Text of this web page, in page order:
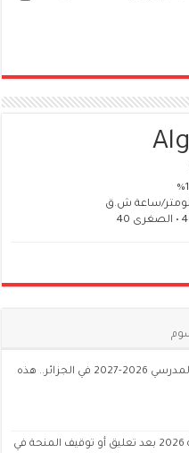
تعديل رزنامة الدخول المدرسي 2026-2027 في الجزائر.. هذه
استرجاع منحة البطالة 2026 بعد تعليق أو توقيف المنحة في